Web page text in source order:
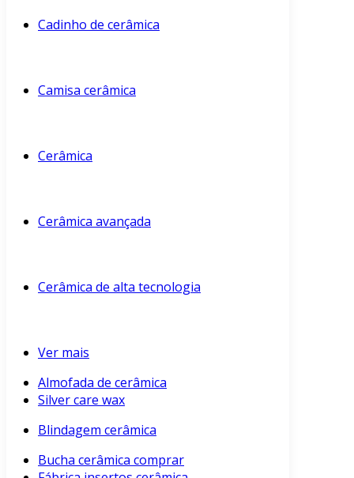
Cadinho de cerâmica
Camisa cerâmica
Cerâmica
Cerâmica avançada
Cerâmica de alta tecnologia
Ver mais
Almofada de cerâmica
Silver care wax
Blindagem cerâmica
Bucha cerâmica comprar